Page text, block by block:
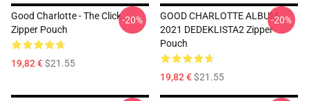
Good Charlotte - The Click
Zipper Pouch
19,82 €$21.55
-20%
GOOD CHARLOTTE ALBUM
2021 DEDEKLISTA2 Zipper
Pouch
19,82 €$21.55
-20%